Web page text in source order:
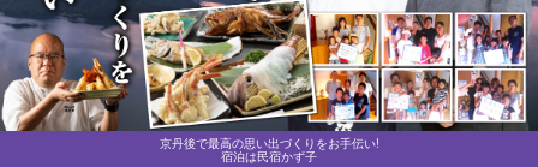
京丹後で最高の思い出づくりをお手伝い!
宿泊は民宿かず子